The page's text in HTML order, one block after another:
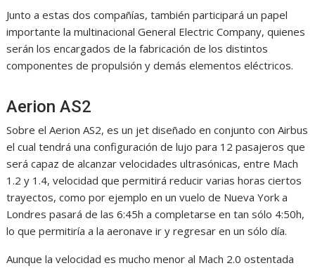
Junto a estas dos compañías, también participará un papel
importante la multinacional General Electric Company, quienes
serán los encargados de la fabricación de los distintos
componentes de propulsión y demás elementos eléctricos.
Aerion AS2
Sobre el Aerion AS2, es un jet diseñado en conjunto con Airbus
el cual tendrá una configuración de lujo para 12 pasajeros que
será capaz de alcanzar velocidades ultrasónicas, entre Mach
1.2 y 1.4, velocidad que permitirá reducir varias horas ciertos
trayectos, como por ejemplo en un vuelo de Nueva York a
Londres pasará de las 6:45h a completarse en tan sólo 4:50h,
lo que permitiría a la aeronave ir y regresar en un sólo día.
Aunque la velocidad es mucho menor al Mach 2.0 ostentada